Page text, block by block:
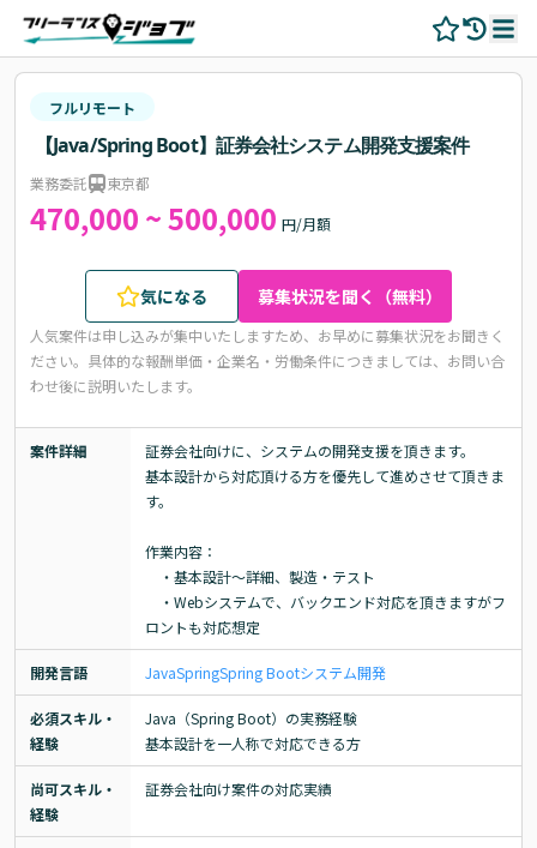
フルリモート
【Java/Spring Boot】証券会社システム開発支援案件
業務委託 東京都
470,000 ~ 500,000 円/月額
気になる 募集状況を聞く（無料）
人気案件は申し込みが集中いたしますため、お早めに募集状況をお聞きく
ださい。 具体的な報酬単価・企業名・労働条件につきましては、お問い合
わせ後に説明いたします。
案件詳細
証券会社向けに、システムの開発支援を頂きます。
基本設計から対応頂ける方を優先して進めさせて頂きま
す。
作業内容：
・基本設計～詳細、製造・テスト
・Webシステムで、バックエンド対応を頂きますがフ
ロントも対応想定
開発言語 JavaSpringSpring Bootシステム開発
必須スキル・
経験
Java（Spring Boot）の実務経験
基本設計を一人称で対応できる方
尚可スキル・
経験
証券会社向け案件の対応実績